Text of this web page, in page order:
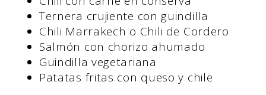
Ternera crujiente con guindilla
Chili Marrakech o Chili de Cordero
Salmón con chorizo ahumado
Guindilla vegetariana
Patatas fritas con queso y chile